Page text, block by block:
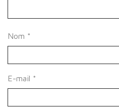
Nom *
E-mail *